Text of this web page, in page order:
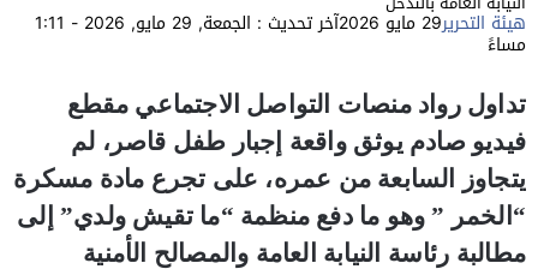
هيئة التحرير29 مايو 2026 آخر تحديث : الجمعة, 29 مايو, 2026 - 1:11
مساءً
تداول رواد منصات التواصل الاجتماعي مقطع
فيديو صادم يوثق واقعة إجبار طفل قاصر، لم
يتجاوز السابعة من عمره، على تجرع مادة مسكرة
“الخمر ” وهو ما دفع منظمة “ما تقيش ولدي” إلى
مطالبة رئاسة النيابة العامة والمصالح الأمنية